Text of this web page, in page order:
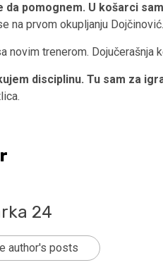
da pomognem. U košarci
na prvom okupljanju Dojčinović.
novim trenerom.
disciplinu. Tu sam za
24
author's posts